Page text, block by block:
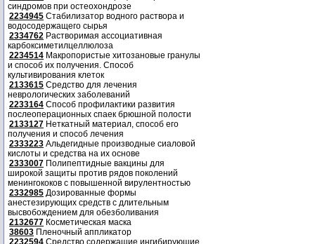
синдромов при остеохондрозе
2234945 Стабилизатор водного раствора и
водосодержащего сырья
2334762 Растворимая ассоциативная
карбоксиметилцеллюлоза
2234514 Макропористые хитозановые гранулы
и способ их получения. Способ
культивирования клеток
2133615 Средство для лечения
неврологических заболеваний
2233164 Способ профилактики развития
послеоперационных спаек брюшной полости
2133127 Неткатный материал, способ его
получения и способ лечения
2333223 Альдегидные производные сиаловой
кислоты и средства на их основе
2333007 Полипептидные вакцины для
широкой защиты против рядов поколений
менингококов с повышенной вирулентностью
2332985 Дозированные формы
анестезирующих средств с длительным
высвобождением для обезболивания
2132677 Косметическая маска
38603 Пленочный аппликатор
2232594 Средство содержащие ингибирующие